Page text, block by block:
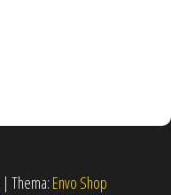
| Thema: Envo Shop